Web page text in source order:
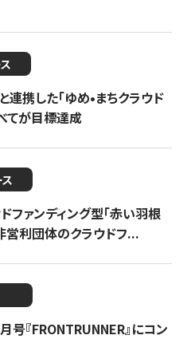
携した「ゆめ•まちクラウド
てが目標達成
ファンディング型「赤い羽根
営利団体のクラウドフ...
号『FRONTRUNNER』にコン